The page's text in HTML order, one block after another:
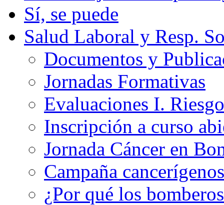
Sí, se puede
Salud Laboral y Resp.
Documentos y
Jornadas Formativas
Evaluaciones I.
Inscripción a curso
Jornada Cáncer en
Campaña
¿Por qué los